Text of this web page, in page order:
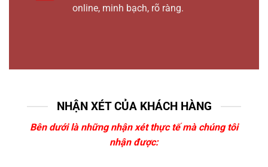
online, minh bạch, rõ ràng.
NHẬN XÉT CỦA KHÁCH HÀNG
Bên dưới là những nhận xét thực tế mà chúng tôi
nhận được: